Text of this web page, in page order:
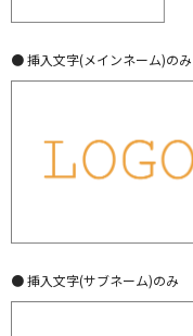
● 挿入文字(メインネーム)のみ
● 挿入文字(サブネーム)のみ